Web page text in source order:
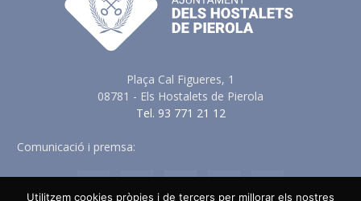
Plaça Cal Figueres, 1
08781 - Els Hostalets de Pierola
Tel. 93 771 21 12
Comunicació i premsa:
Utilitzem cookies pròpies i de tercers per millorar els nostres